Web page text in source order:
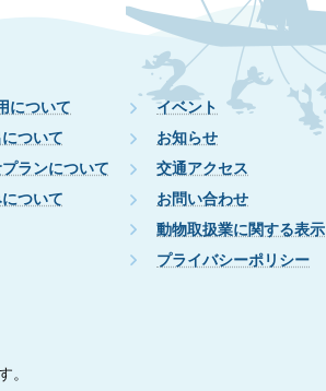
について
ついて
ランについて
ついて
イベント
お知らせ
交通アクセス
お問い合わせ
動物取扱業に関する表示
プライバシーポリシー